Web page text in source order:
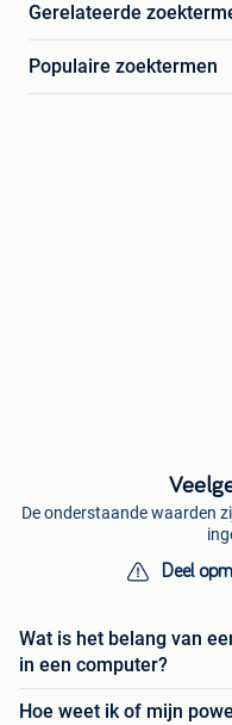
Gerelateerde
Populaire zoektermen
De onderstaande waarden
Deel
Wat is het belang van
in een computer?
Hoe weet ik of mijn